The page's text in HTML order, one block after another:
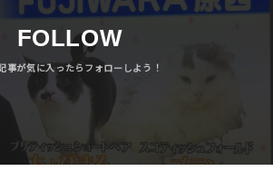
FOLLOW